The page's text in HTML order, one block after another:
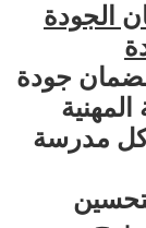
الجودة
لضمان جودة
المهنية
كل مدرسة